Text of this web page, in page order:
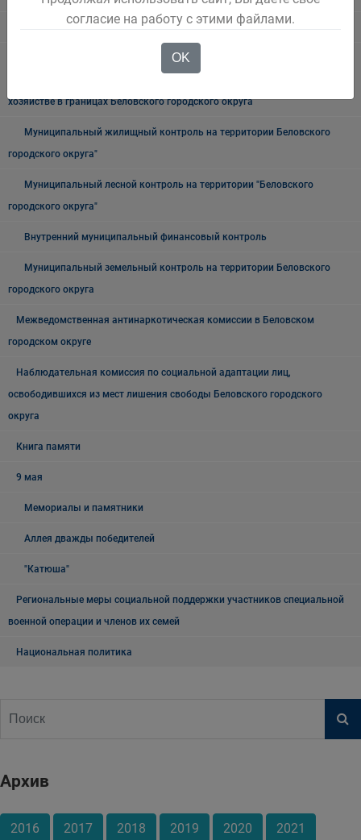
Муниципальный контроль на автомобильном транспорте,
хозяйстве в границах Беловского городского округа
Муниципальный жилищный контроль на территории Беловского
городского округа"
Муниципальный лесной контроль на территории "Беловского
городского округа"
Внутренний муниципальный финансовый контроль
Муниципальный земельный контроль на территории Беловского
городского округа
Межведомственная антинаркотическая комиссии в Беловском
городском округе
Наблюдательная комиссия по социальной адаптации лиц,
освободившихся из мест лишения свободы Беловского городского
округа
Книга памяти
9 мая
Мемориалы и памятники
Аллея дважды победителей
"Катюша"
Региональные меры социальной поддержки участников специальной
военной операции и членов их семей
Национальная политика
Архив
2016 2017 2018 2019 2020 2021
согласие на работу с этими файлами.
OK